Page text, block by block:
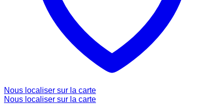
Nous localiser sur la carte
Nous localiser sur la carte